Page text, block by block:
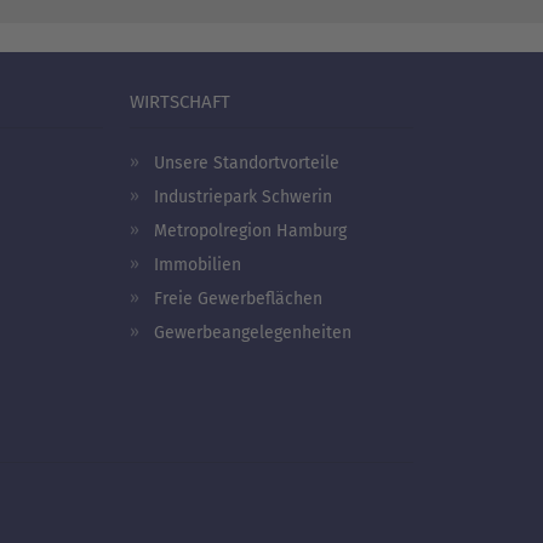
WIRTSCHAFT
Unsere Standortvorteile
Industriepark Schwerin
Metropolregion Hamburg
Immobilien
Freie Gewerbeflächen
Gewerbeangelegenheiten